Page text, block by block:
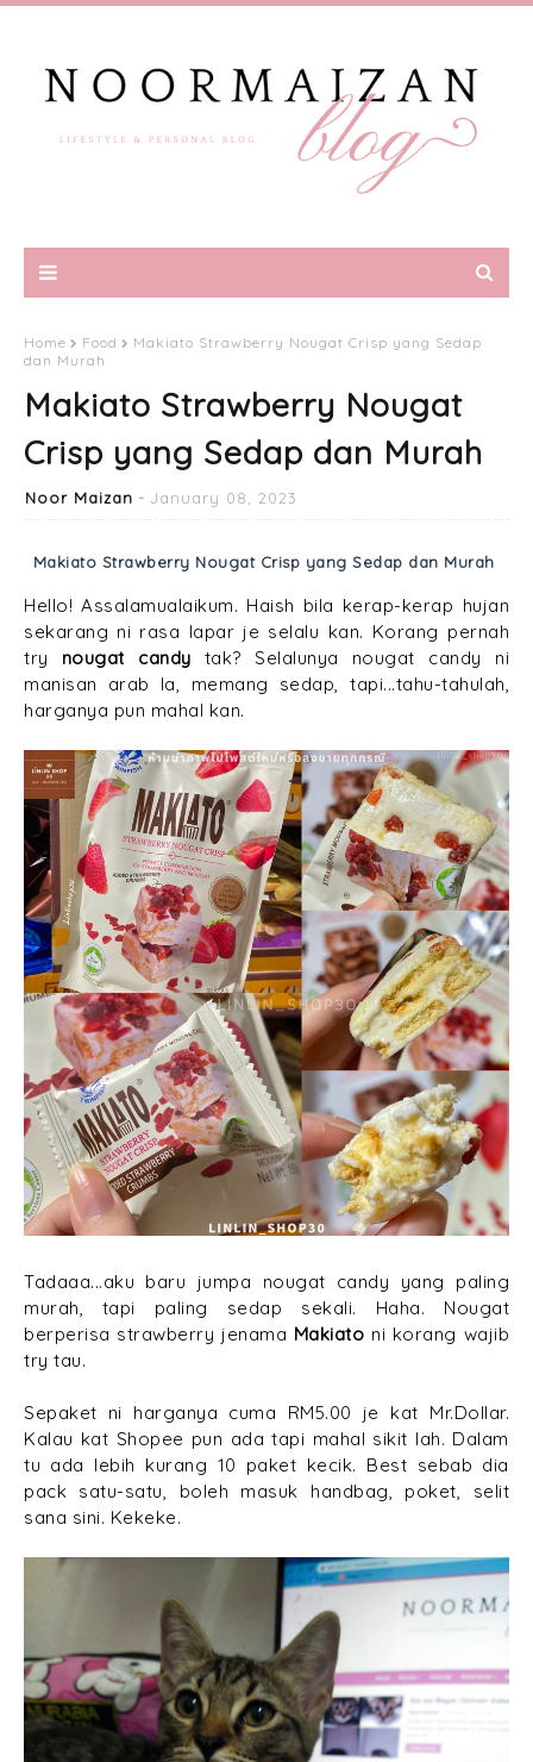
Home Food
Makiato Strawberry Nougat Crisp yang Sedap
dan Murah
Makiato Strawberry Nougat
Crisp yang Sedap dan Murah
Noor Maizan January 08, 2023
Makiato Strawberry Nougat Crisp yang Sedap dan Murah
Hello! Assalamualaikum. Haish bila kerap-kerap hujan
sekarang ni rasa lapar je selalu kan. Korang pernah
try nougat candy tak? Selalunya nougat candy ni
manisan arab la, memang sedap, tapi...tahu-tahulah,
harganya pun mahal kan.
Tadaaa...aku baru jumpa nougat candy yang paling
murah, tapi paling sedap sekali. Haha. Nougat
berperisa strawberry jenama Makiato ni korang wajib
try tau.
Sepaket ni harganya cuma RM5.00 je kat Mr.Dollar.
Kalau kat Shopee pun ada tapi mahal sikit lah. Dalam
tu ada lebih kurang 10 paket kecik. Best sebab dia
pack satu-satu, boleh masuk handbag, poket, selit
sana sini. Kekeke.